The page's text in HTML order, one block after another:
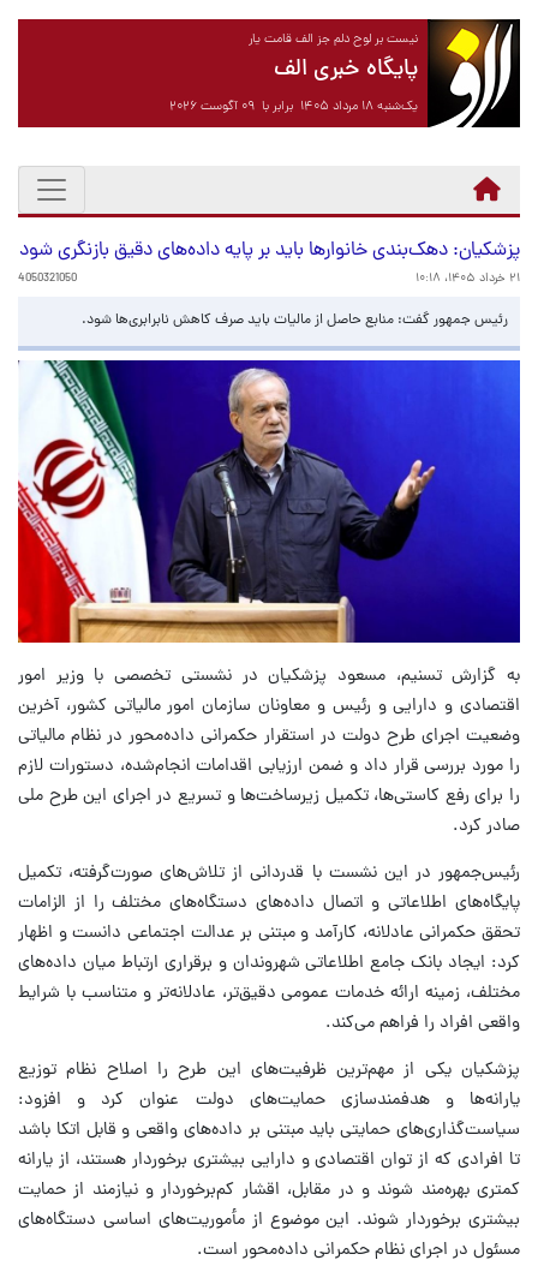
نیست بر لوح دلم جز الف قامت یار
پایگاه خبری الف
یک‌شنبه ۱۸ مرداد ۱۴۰۵ برابر با ۰۹ آگوست ۲۰۲۶
پزشکیان: دهک‌بندی خانوارها باید بر پایه داده‌های دقیق بازنگری شود
۲۱ خرداد ۱۴۰۵، ۱۰:۱۸ 4050321050
رئیس جمهور گفت: منابع حاصل از مالیات باید صرف کاهش نابرابری‌ها شود.
به گزارش تسنیم، مسعود پزشکیان در نشستی تخصصی با وزیر امور
اقتصادی و دارایی و رئیس و معاونان سازمان امور مالیاتی کشور، آخرین
وضعیت اجرای طرح دولت در استقرار حکمرانی داده‌محور در نظام مالیاتی
را مورد بررسی قرار داد و ضمن ارزیابی اقدامات انجام‌شده، دستورات لازم
را برای رفع کاستی‌ها، تکمیل زیرساخت‌ها و تسریع در اجرای این طرح ملی
صادر کرد.
رئیس‌جمهور در این نشست با قدردانی از تلاش‌های صورت‌گرفته، تکمیل
پایگاه‌های اطلاعاتی و اتصال داده‌های دستگاه‌های مختلف را از الزامات
تحقق حکمرانی عادلانه، کارآمد و مبتنی بر عدالت اجتماعی دانست و اظهار
کرد: ایجاد بانک جامع اطلاعاتی شهروندان و برقراری ارتباط میان داده‌های
مختلف، زمینه ارائه خدمات عمومی دقیق‌تر، عادلانه‌تر و متناسب با شرایط
واقعی افراد را فراهم می‌کند.
پزشکیان یکی از مهم‌ترین ظرفیت‌های این طرح را اصلاح نظام توزیع
یارانه‌ها و هدفمند‌سازی حمایت‌های دولت عنوان کرد و افزود:
سیاست‌گذاری‌های حمایتی باید مبتنی بر داده‌های واقعی و قابل اتکا باشد
تا افرادی که از توان اقتصادی و دارایی بیشتری برخوردار هستند، از یارانه
کمتری بهره‌مند شوند و در مقابل، اقشار کم‌برخوردار و نیازمند از حمایت
بیشتری برخوردار شوند. این موضوع از مأموریت‌های اساسی دستگاه‌های
مسئول در اجرای نظام حکمرانی داده‌محور است.